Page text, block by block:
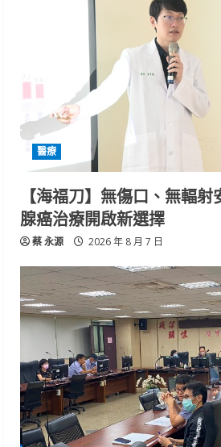
醫療
【海福刀】無傷口、無輻
腺癌治療開啟新選擇
蔡 永源 2026 年 8 月 7 日